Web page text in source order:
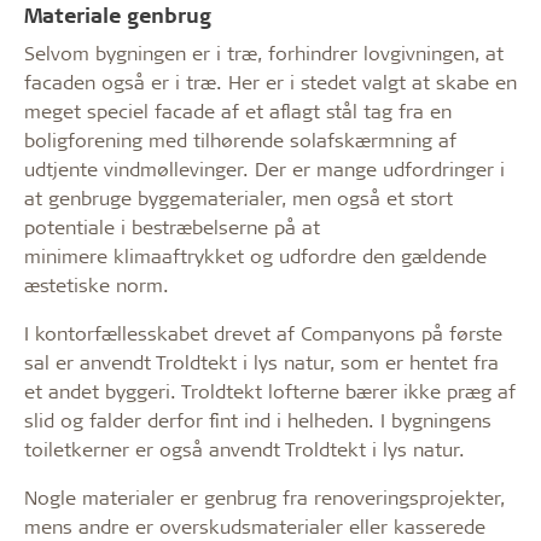
Materiale genbrug
Selvom bygningen er i træ, forhindrer lovgivningen, at
facaden også er i træ. Her er i stedet valgt at skabe en
meget speciel facade af et aflagt stål tag fra en
boligforening med tilhørende solafskærmning af
udtjente vindmøllevinger. Der er mange udfordringer i
at genbruge byggematerialer, men også et stort
potentiale i bestræbelserne på at
minimere klimaaftrykket og udfordre den gældende
æstetiske norm.
I kontorfællesskabet drevet af Companyons på første
sal er anvendt Troldtekt i lys natur, som er hentet fra
et andet byggeri. Troldtekt lofterne bærer ikke præg af
slid og falder derfor fint ind i helheden. I bygningens
toiletkerner er også anvendt Troldtekt i lys natur.
Nogle materialer er genbrug fra renoveringsprojekter,
mens andre er overskudsmaterialer eller kasserede